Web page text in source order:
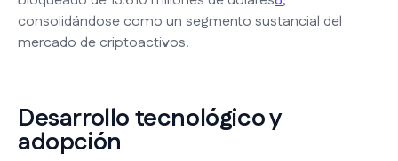
consolidándose como un segmento sustancial del
mercado de criptoactivos.
Desarrollo tecnológico y
adopción